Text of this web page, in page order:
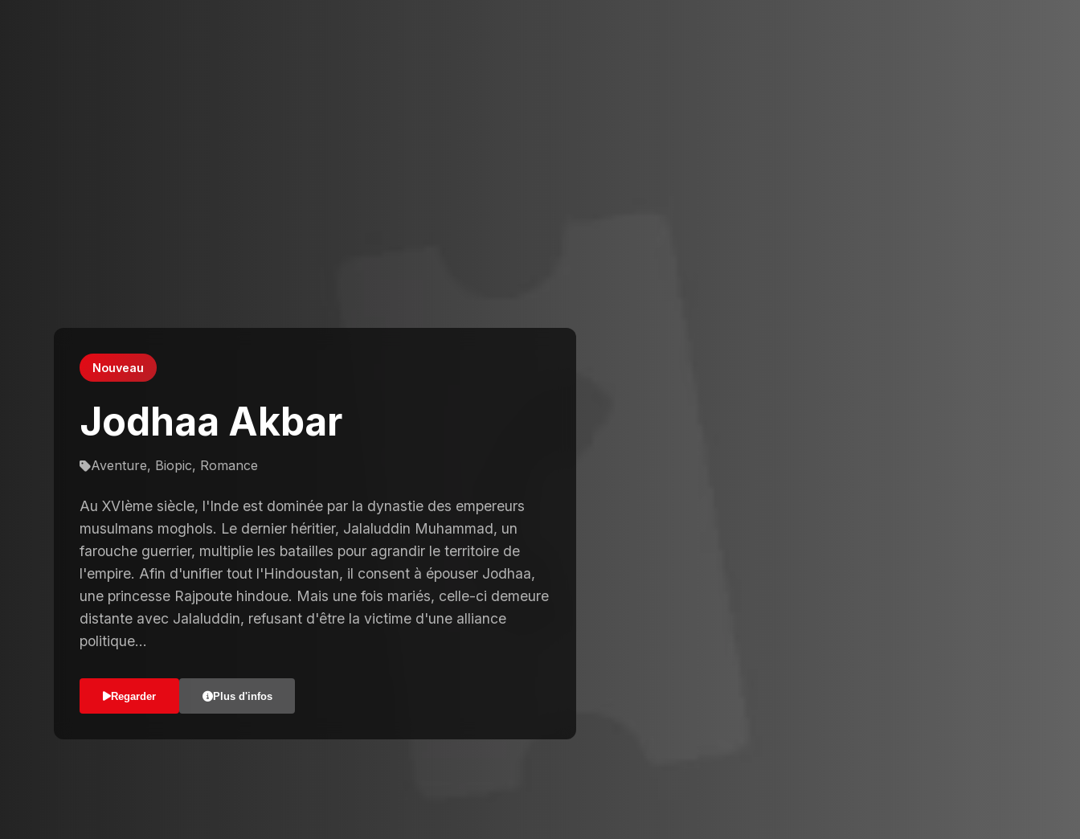
Nouveau
Jodhaa Akbar
Aventure, Biopic, Romance
Au XVIème siècle, l'Inde est dominée par la dynastie des empereurs
musulmans moghols. Le dernier héritier, Jalaluddin Muhammad, un
farouche guerrier, multiplie les batailles pour agrandir le territoire de
l'empire. Afin d'unifier tout l'Hindoustan, il consent à épouser Jodhaa,
une princesse Rajpoute hindoue. Mais une fois mariés, celle-ci demeure
distante avec Jalaluddin, refusant d'être la victime d'une alliance
politique...
Regarder Plus d'infos